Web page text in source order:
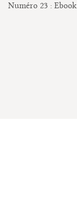
Numéro 23 : Ebook